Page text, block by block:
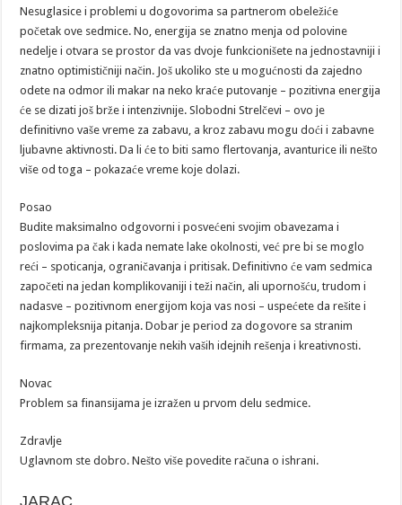
Nesuglasice i problemi u dogovorima sa partnerom obeležiće
početak ove sedmice. No, energija se znatno menja od polovine
nedelje i otvara se prostor da vas dvoje funkcionišete na jednostavniji i
znatno optimističniji način. Još ukoliko ste u mogućnosti da zajedno
odete na odmor ili makar na neko kraće putovanje – pozitivna energija
će se dizati još brže i intenzivnije. Slobodni Strelčevi – ovo je
definitivno vaše vreme za zabavu, a kroz zabavu mogu doći i zabavne
ljubavne aktivnosti. Da li će to biti samo flertovanja, avanturice ili nešto
više od toga – pokazaće vreme koje dolazi.
Posao
Budite maksimalno odgovorni i posvećeni svojim obavezama i
poslovima pa čak i kada nemate lake okolnosti, već pre bi se moglo
reći – spoticanja, ograničavanja i pritisak. Definitivno će vam sedmica
započeti na jedan komplikovaniji i teži način, ali upornošću, trudom i
nadasve – pozitivnom energijom koja vas nosi – uspećete da rešite i
najkompleksnija pitanja. Dobar je period za dogovore sa stranim
firmama, za prezentovanje nekih vaših idejnih rešenja i kreativnosti.
Novac
Problem sa finansijama je izražen u prvom delu sedmice.
Zdravlje
Uglavnom ste dobro. Nešto više povedite računa o ishrani.